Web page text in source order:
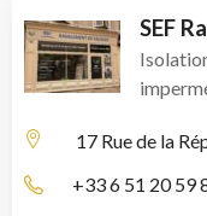
SEF
17 Rue de la
+33 6 51 20 59